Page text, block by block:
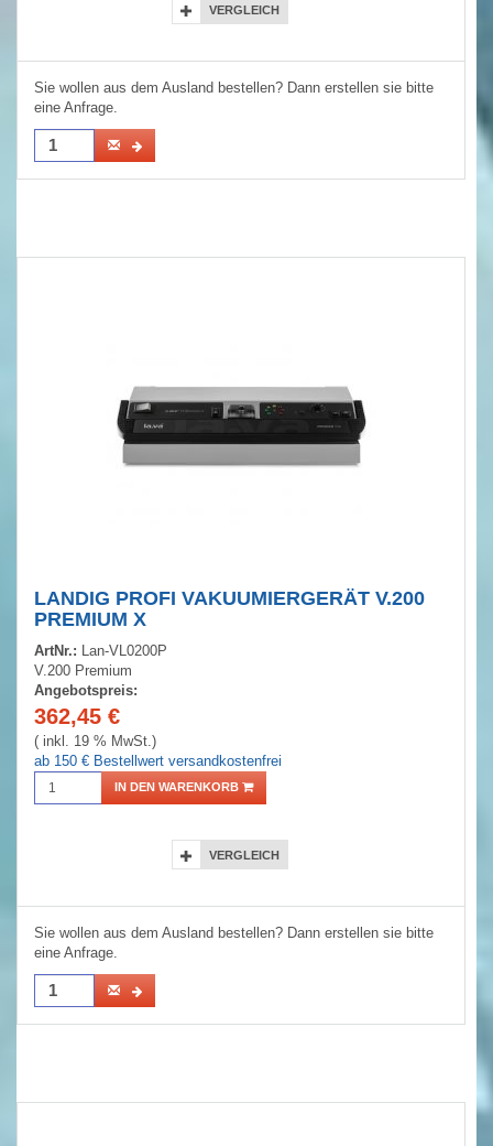
VERGLEICH
Sie wollen aus dem Ausland bestellen? Dann erstellen sie bitte
eine Anfrage.
LANDIG PROFI VAKUUMIERGERÄT V.200
PREMIUM X
ArtNr.:
Lan-VL0200P
V.200 Premium
Angebotspreis:
362,45 €
( inkl. 19 % MwSt.)
ab 150 € Bestellwert versandkostenfrei
IN DEN WARENKORB
VERGLEICH
Sie wollen aus dem Ausland bestellen? Dann erstellen sie bitte
eine Anfrage.